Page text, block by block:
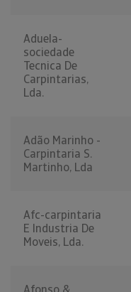
Aduela-
sociedade
Tecnica De
Carpintarias,
Lda.
Adão Marinho -
Carpintaria S.
Martinho, Lda
Afc-carpintaria
E Industria De
Moveis, Lda.